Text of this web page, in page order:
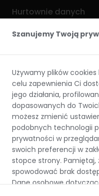
Hurtownie danych
Analityka i ML
Przydatne linki
Analityka
Baza wiedzy (Blog)
Kalkulator kosztów
Case Studies
Szanujemy Twoją
Używamy plików
celu zapewnienia Ci
jego działania,
dopasowanych do
możesz zmienić
podobnych technologii
prywatności w
swoich preferencji w
stopce strony.
spowodować brak
Dane osobowe